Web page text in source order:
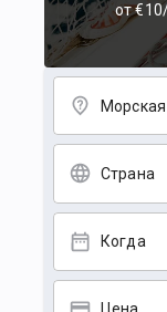
от
Страна
Когда